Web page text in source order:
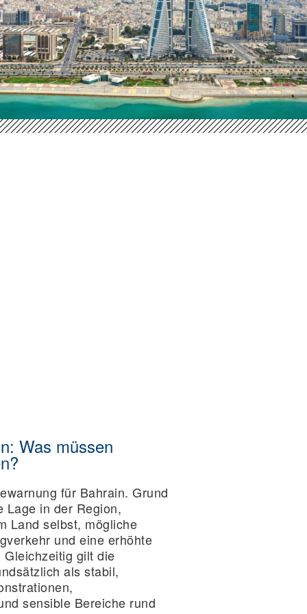
Was müssen
für Bahrain. Grund
Lage in der Region,
Land selbst, mögliche
und eine erhöhte
Gleichzeitig gilt die
als stabil,
sensible Bereiche rund